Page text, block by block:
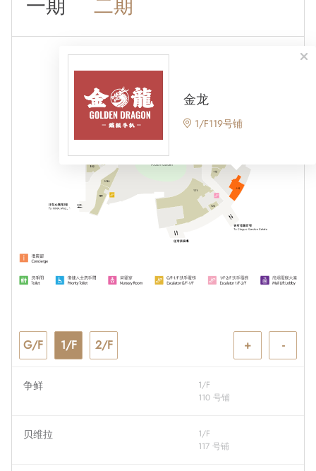
一期 二期
争鲜
1/F
110 号铺
贝维拉
1/F
117 号铺
A
+ -
G/F 1/F 2/F
金龙
1/F119号铺